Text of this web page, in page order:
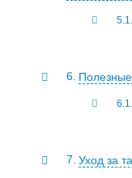
Уход за